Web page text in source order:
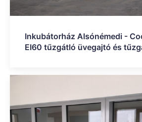
Inkubátorház Alsónémedi -
EI60 tűzgátló üvegajtó és